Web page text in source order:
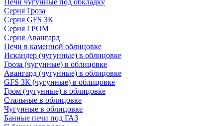
Печи чугунные под обкладку
Серия Гроза
Серия GFS ЗК
Серия ГРОМ
Серия Авангард
Печи в каменной облицовке
Искандер (чугунные) в облицовке
Гроза (чугунные) в облицовке
Авангард (чугунные) в облицовке
GFS ЗК (чугунные) в облицовке
Гром (чугунные) в облицовке
Стальные в облицовке
Чугунные в облицовке
Банные печи под ГАЗ